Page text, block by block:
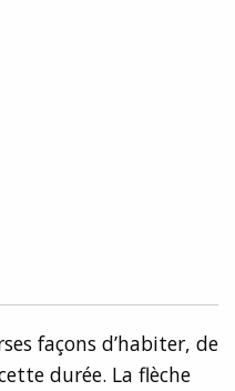
façons d’habiter, de
durée. La flèche